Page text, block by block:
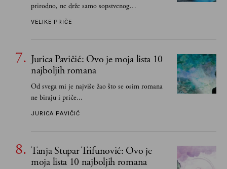
prirodno, ne drže samo sopstvenog
senzibiliteta... Pokušao sam (biće, samo
VELIKE PRIČE
Jurica Pavičić: Ovo je moja lista 10
najboljih romana
Od svega mi je najviše žao što se osim romana
ne biraju i priče...
JURICA PAVIČIĆ
Tanja Stupar Trifunović: Ovo je
moja lista 10 najboljih romana